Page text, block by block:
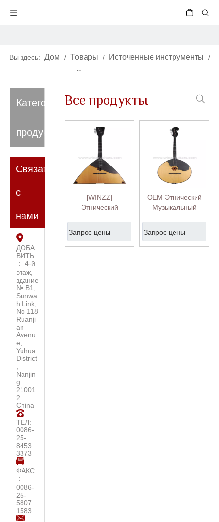
Вы здесь: Дом / Товары / Источенные инструменты
/
Этнические и другие
Категория
продукта
Связаться
с
нами
ДОБА
ВИТЬ
： 4-й
этаж,
здание
№ B1,
Sunwa
h Link,
No 118
Ruanji
an
Avenu
e,
Yuhua
District
Nanjin
g
21001
2
China
ТЕЛ:
0086-
25-
8453
3373
ФАКС
：
0086-
25-
5807
1583
Все продукты
[WINZZ]
Этнический
массива дерева
Балалайка оптом
Запрос цены
OEM Этнический
Музыкальный
Запрос цены